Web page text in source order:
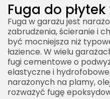
Fuga do
Fuga w garażu jest
zabrudzenia, ścieranie i
być mocniejsza niż
łazience. W wielu
fugi cementowe o
elastyczne i
narażonych na plamy,
rozważyć fugę